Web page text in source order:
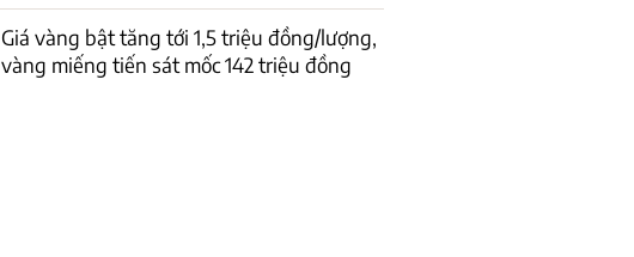
Giá vàng bật tăng tới 1,5 triệu đồng/lượng,
vàng miếng tiến sát mốc 142 triệu đồng